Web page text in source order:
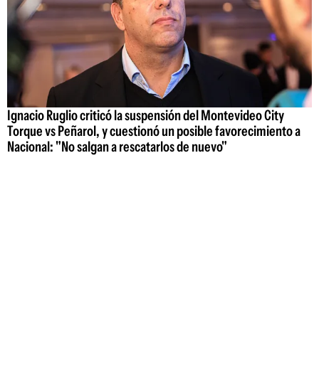
Ignacio Ruglio criticó la suspensión del Montevideo City
Torque vs Peñarol, y cuestionó un posible favorecimiento a
Nacional: "No salgan a rescatarlos de nuevo"